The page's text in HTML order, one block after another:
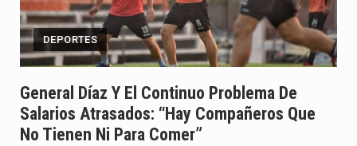
DEPORTES
General Díaz Y El Continuo Problema De
Salarios Atrasados: “Hay Compañeros Que
No Tienen Ni Para Comer”